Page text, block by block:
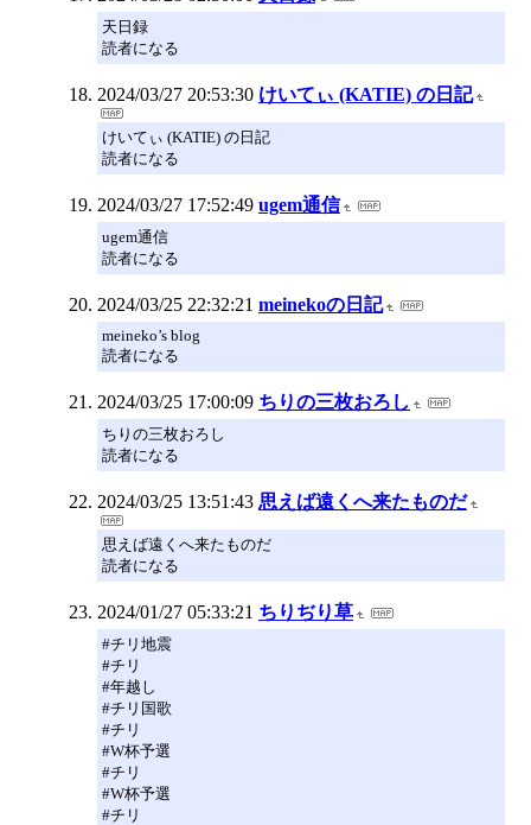
天日録
読者になる
2024/03/27 20:53:30 けいてぃ (KATIE) の日記
けいてぃ (KATIE) の日記
読者になる
2024/03/27 17:52:49 ugem通信
ugem通信
読者になる
2024/03/25 22:32:21 meinekoの日記
meineko’s blog
読者になる
2024/03/25 17:00:09 ちりの三枚おろし
ちりの三枚おろし
読者になる
2024/03/25 13:51:43 思えば遠くへ来たものだ
思えば遠くへ来たものだ
読者になる
2024/01/27 05:33:21 ちりぢり草
#チリ地震
#チリ
#年越し
#チリ国歌
#チリ
#W杯予選
#チリ
#W杯予選
#チリ